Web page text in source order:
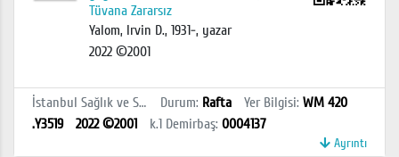
Tüvana Zararsız
Yalom, Irvin D., 1931-, yazar
2022 ©2001
İstanbul Sağlık ve Sosyal Bilimler MYO Kütüphanesi Durum: Rafta Yer Bilgisi: WM 420
.Y3519
2022 ©2001 k.1 Demirbaş: 0004137
Ayrıntı